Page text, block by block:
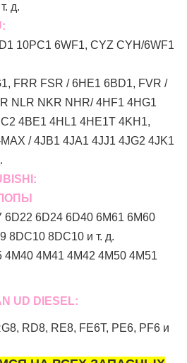
д.
10PC1 6WF1, CYZ CYH/6WF1
FRR FSR / 6HE1 6BD1, FVR /
NLR NKR NHR/ 4HF1 4HG1
4BE1 4HL1 4HE1T 4KH1,
/ 4JB1 4JA1 4JJ1 4JG2 4JK1
6D24 6D40 6M61 6M60
8DC10 8DC10 и т. д.
4M41 4M42 4M50 4M51
UD DIESEL:
RD8, RE8, FE6T, PE6, PF6 и